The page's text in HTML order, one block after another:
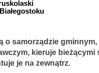
o samorządzie gminnym,
kieruje bieżącymi
je na zewnątrz.